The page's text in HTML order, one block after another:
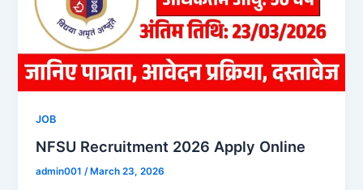
JOB
NFSU Recruitment 2026 Apply Online
admin001/ March 23, 2026